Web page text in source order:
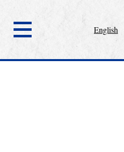
English